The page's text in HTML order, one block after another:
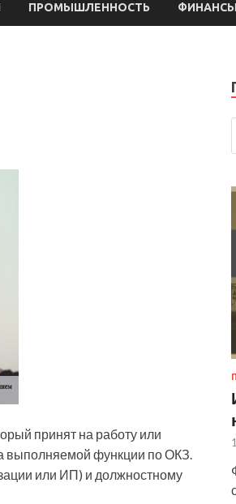
ПРОМЫШЛЕННОСТЬ ФИНАНСЫ
принят на работу или
выполняемой функции по ОКЗ.
или ИП) и должностному